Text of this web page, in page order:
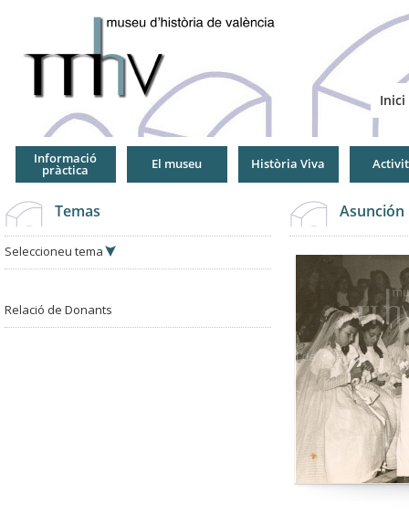
Inici
Informació
pràctica El museu Història Viva
Temas
Seleccioneu tema
Relació de Donants
Asunción